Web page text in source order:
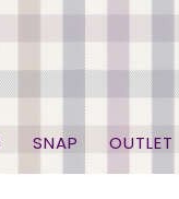
SNAP OUTLET